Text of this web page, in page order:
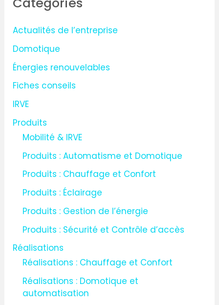
e
c
h
e
r
:
Actualités de l’entreprise
Domotique
Énergies renouvelables
Fiches conseils
IRVE
Produits
Mobilité & IRVE
Produits : Automatisme et Domotique
Produits : Chauffage et Confort
Produits : Éclairage
Produits : Gestion de l’énergie
Produits : Sécurité et Contrôle d’accès
Réalisations
Réalisations : Chauffage et Confort
Réalisations : Domotique et
automatisation